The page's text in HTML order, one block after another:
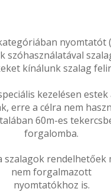
nyomtatót
szóhasználatával
kínálunk szalag
kezelésen
erre a célra nem
60m-es
forgalomba.
szalagok rendelhetőek
nem forgalmazott
nyomtatókhoz is.